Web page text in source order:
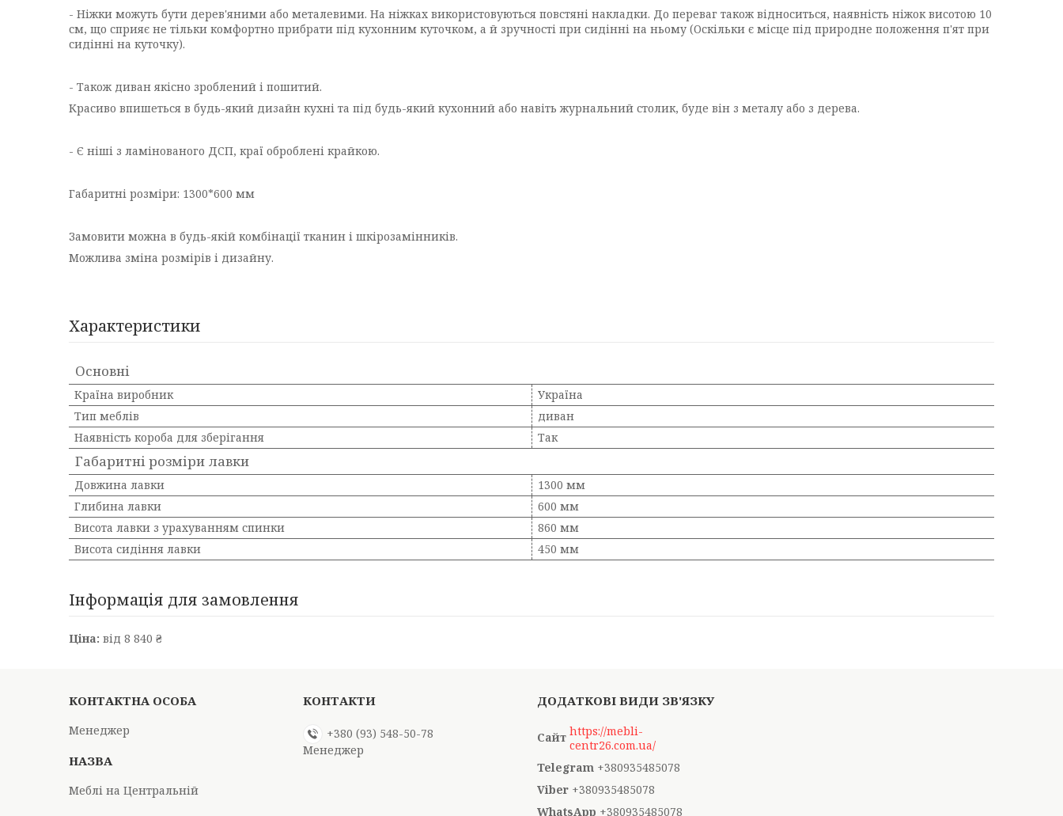
- Ніжки можуть бути дерев'яними або металевими. На ніжках використовуються повстяні накладки. До переваг також відноситься, наявність ніжок висотою 10
см, що сприяє не тільки комфортно прибрати під кухонним куточком, а й зручності при сидінні на ньому (Оскільки є місце під природне положення п'ят при
сидінні на куточку).
- Також диван якісно зроблений і пошитий.
Красиво впишеться в будь-який дизайн кухні та під будь-який кухонний або навіть журнальний столик, буде він з металу або з дерева.
- Є ніші з ламінованого ДСП, краї оброблені крайкою.
Габаритні розміри: 1300*600 мм
Замовити можна в будь-якій комбінації тканин і шкірозамінників.
Можлива зміна розмірів і дизайну.
Характеристики
Основні
Країна виробник
Україна
Тип меблів
диван
Наявність короба для зберігання
Так
Габаритні розміри лавки
Довжина лавки
1300 мм
Глибина лавки
600 мм
Висота лавки з урахуванням спинки
860 мм
Висота сидіння лавки
450 мм
Інформація для замовлення
Ціна: від 8 840 ₴
Менеджер
Меблі на Центральній
+380 (93) 548-50-78
Менеджер
https://mebli-
centr26.com.ua/
+380935485078
+380935485078
+380935485078